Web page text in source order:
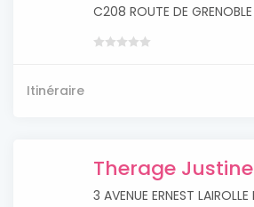
C208 ROUTE DE
Itinéraire
Therage Justine
3 AVENUE ERNEST